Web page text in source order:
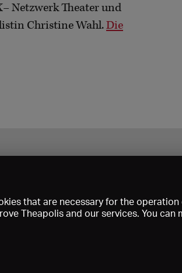
Netzwerk Theater und
Christine Wahl.Die
that are necessary for the
Theapolis and our services. You